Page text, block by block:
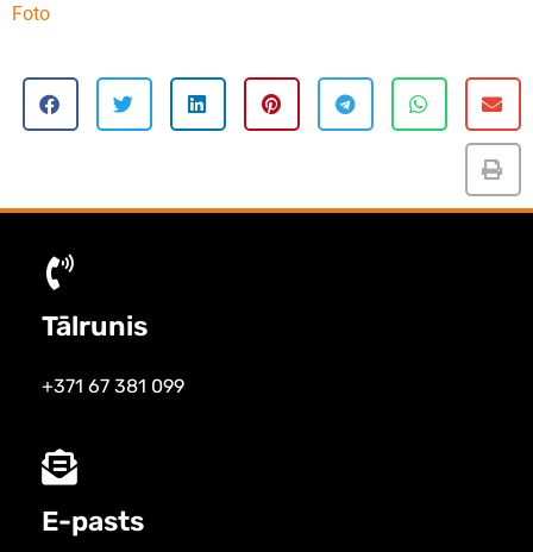
Foto
Tālrunis
+371 67 381 099
E-pasts